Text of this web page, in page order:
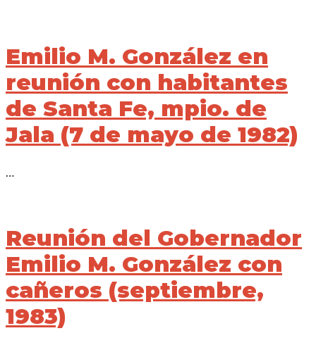
Emilio M. González en
reunión con habitantes
de Santa Fe, mpio. de
Jala (7 de mayo de 1982)
…
Reunión del Gobernador
Emilio M. González con
cañeros (septiembre,
1983)